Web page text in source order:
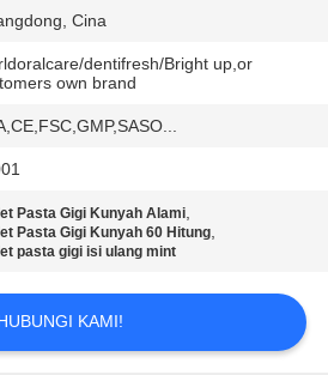
Cina
dentifresh/Bright up,or
own brand
Pasta Gigi Kunyah Alami,
Pasta Gigi Kunyah 60 Hitung,
pasta gigi isi ulang mint
KAMI!